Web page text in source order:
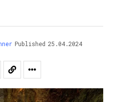
Published 25.04.2024